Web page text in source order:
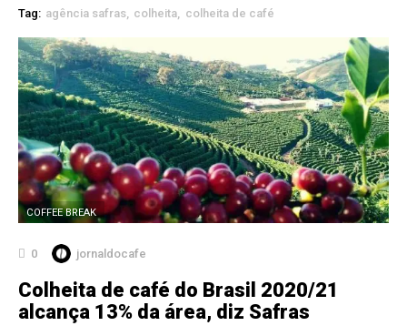
Tag: agência safras colheita colheita de café
COFFEE BREAK
0 jornaldocafe
Colheita de café do Brasil 2020/21
alcança 13% da área, diz Safras